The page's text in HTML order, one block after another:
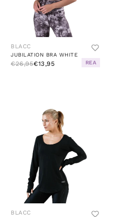
BLACC
JUBILATION BRA WHITE
€26,95€13,95 REA
BLACC